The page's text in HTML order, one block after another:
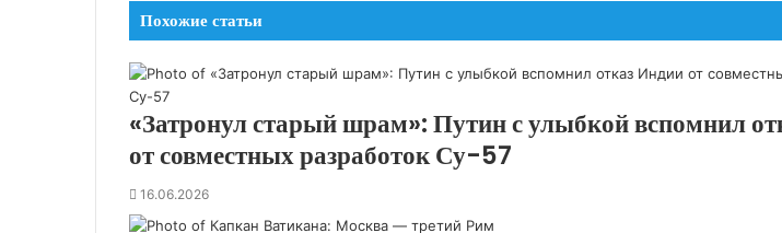
Похожие статьи
«Затронул старый шрам»: Путин с улыбкой вспомнил
от совместных разработок Су-57
16.06.2026